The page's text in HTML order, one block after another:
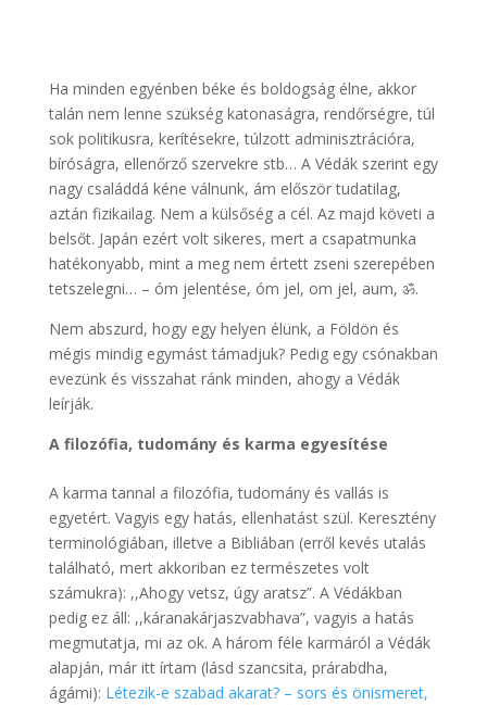
Ha minden egyénben béke és boldogság élne, akkor
talán nem lenne szükség katonaságra, rendőrségre, túl
sok politikusra, kerítésekre, túlzott adminisztrációra,
bíróságra, ellenőrző szervekre stb… A Védák szerint egy
nagy családdá kéne válnunk, ám először tudatilag,
aztán fizikailag. Nem a külsőség a cél. Az majd követi a
belsőt. Japán ezért volt sikeres, mert a csapatmunka
hatékonyabb, mint a meg nem értett zseni szerepében
tetszelegni… – óm jelentése, óm jel, om jel, aum, ॐ.
Nem abszurd, hogy egy helyen élünk, a Földön és
mégis mindig egymást támadjuk? Pedig egy csónakban
evezünk és visszahat ránk minden, ahogy a Védák
leírják.
A filozófia, tudomány és karma egyesítése
A karma tannal a filozófia, tudomány és vallás is
egyetért. Vagyis egy hatás, ellenhatást szül. Keresztény
terminológiában, illetve a Bibliában (erről kevés utalás
található, mert akkoriban ez természetes volt
számukra): ,,Ahogy vetsz, úgy aratsz”. A Védákban
pedig ez áll: ,,káranakárjaszvabhava”, vagyis a hatás
megmutatja, mi az ok. A három féle karmáról a Védák
alapján, már itt írtam (lásd szancsita, prárabdha,
ágámi): Létezik-e szabad akarat? – sors és önismeret,